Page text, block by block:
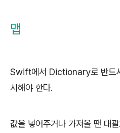
맵
Swift에서 Dictionary로 반드
시해야 한다.
값을 넣어주거나 가져올 땐 대